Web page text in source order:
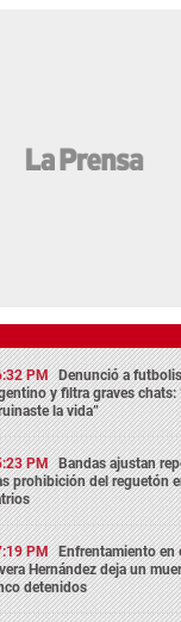
PM Denunció a
y filtra graves chats:
la vida”
PM Bandas ajustan
prohibición del reguetón
PM Enfrentamiento en
Hernández deja un
detenidos